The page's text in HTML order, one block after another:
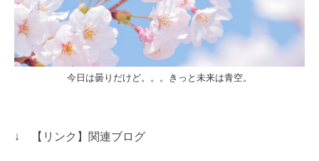
今日は曇りだけど。。。きっと未来は青空。
↓ 【リンク】関連ブログ